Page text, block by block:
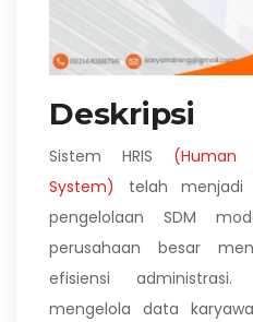
Deskripsi
Sistem HRIS (Human
System) telah menjadi
pengelolaan SDM
perusahaan besar
efisiensi
mengelola data